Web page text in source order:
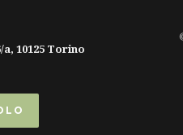
10125 Torino